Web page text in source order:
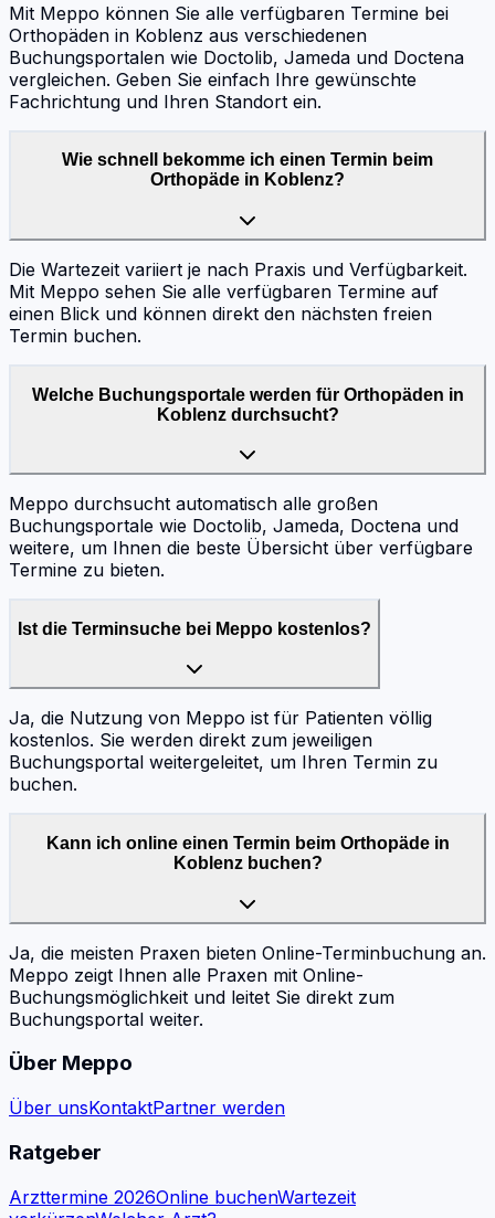
Mit Meppo können Sie alle verfügbaren Termine bei
Orthopäden in Koblenz aus verschiedenen
Buchungsportalen wie Doctolib, Jameda und Doctena
vergleichen. Geben Sie einfach Ihre gewünschte
Fachrichtung und Ihren Standort ein.
Wie schnell bekomme ich einen Termin beim
Orthopäde in Koblenz?
Die Wartezeit variiert je nach Praxis und Verfügbarkeit.
Mit Meppo sehen Sie alle verfügbaren Termine auf
einen Blick und können direkt den nächsten freien
Termin buchen.
Welche Buchungsportale werden für Orthopäden in
Koblenz durchsucht?
Meppo durchsucht automatisch alle großen
Buchungsportale wie Doctolib, Jameda, Doctena und
weitere, um Ihnen die beste Übersicht über verfügbare
Termine zu bieten.
Ist die Terminsuche bei Meppo kostenlos?
Ja, die Nutzung von Meppo ist für Patienten völlig
kostenlos. Sie werden direkt zum jeweiligen
Buchungsportal weitergeleitet, um Ihren Termin zu
buchen.
Kann ich online einen Termin beim Orthopäde in
Koblenz buchen?
Ja, die meisten Praxen bieten Online-Terminbuchung an.
Meppo zeigt Ihnen alle Praxen mit Online-
Buchungsmöglichkeit und leitet Sie direkt zum
Buchungsportal weiter.
Über Meppo
Über unsKontaktPartner werden
Ratgeber
Arzttermine 2026Online buchenWartezeit